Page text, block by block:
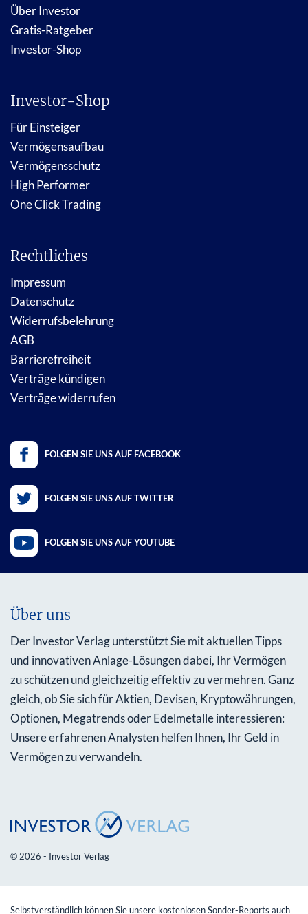
Über Investor
Gratis-Ratgeber
Investor-Shop
Investor-Shop
Für Einsteiger
Vermögensaufbau
Vermögensschutz
High Performer
One Click Trading
Rechtliches
Impressum
Datenschutz
Widerrufsbelehrung
AGB
Barrierefreiheit
Verträge kündigen
Verträge widerrufen
FOLGEN SIE UNS AUF FACEBOOK
FOLGEN SIE UNS AUF TWITTER
FOLGEN SIE UNS AUF YOUTUBE
Über uns
Der Investor Verlag unterstützt Sie mit aktuellen Tipps
und innovativen Anlage-Lösungen dabei, Ihr Vermögen
zu schützen und gleichzeitig effektiv zu vermehren. Ganz
gleich, ob Sie sich für Aktien, Devisen, Kryptowährungen,
Optionen, Megatrends oder Edelmetalle interessieren:
Unsere erfahrenen Analysten helfen Ihnen, Ihr Geld in
Vermögen zu verwandeln.
© 2026 - Investor Verlag
Selbstverständlich können Sie unsere kostenlosen Sonder-Reports auch